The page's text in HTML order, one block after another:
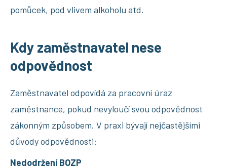
pomůcek, pod vlivem alkoholu atd.
Kdy zaměstnavatel nese
odpovědnost
Zaměstnavatel odpovídá za pracovní úraz
zaměstnance, pokud nevyloučí svou odpovědnost
zákonným způsobem. V praxi bývají nejčastějšími
důvody odpovědnosti:
Nedodržení BOZP